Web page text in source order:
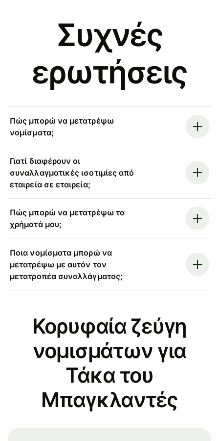
Συχνές
ερωτήσεις
Πώς μπορώ να μετατρέψω
νομίσματα;
Γιατί διαφέρουν οι
συναλλαγματικές ισοτιμίες από
εταιρεία σε εταιρεία;
Πώς μπορώ να μετατρέψω τα
χρήματά μου;
Ποια νομίσματα μπορώ να
μετατρέψω με αυτόν τον
μετατροπέα συναλλάγματος;
Κορυφαία ζεύγη
νομισμάτων για
Τάκα του
Μπαγκλαντές